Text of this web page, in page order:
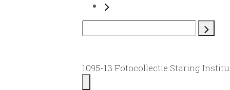
1095-13 Fotocollectie Staring